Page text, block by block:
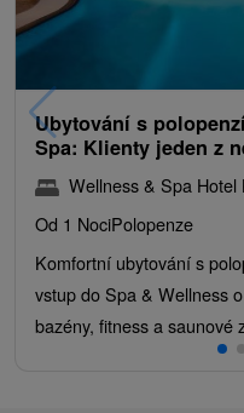
Ubytování s
Spa: Klienty jeden z
Wellness & Spa Hotel
Od 1 NociPolopenze
Komfortní ubytování s
vstup do Spa & Wellness
bazény, fitness a saunové